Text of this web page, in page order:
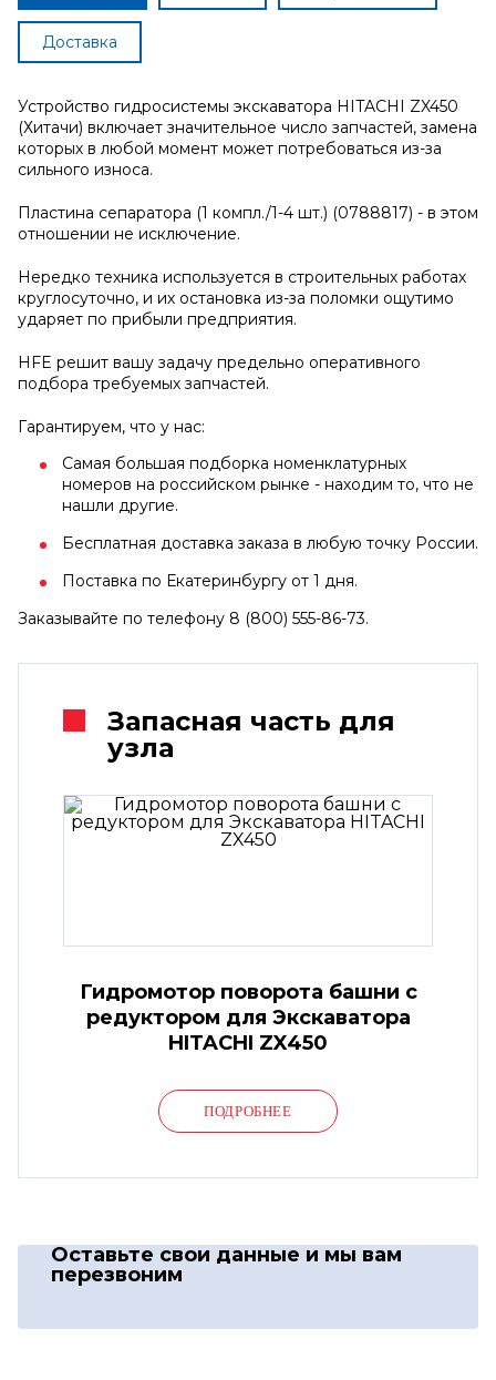
Доставка
Устройство гидросистемы экскаватора HITACHI ZX450
(Хитачи) включает значительное число запчастей, замена
которых в любой момент может потребоваться из-за
сильного износа.
Пластина сепаратора (1 компл./1-4 шт.) (0788817) - в этом
отношении не исключение.
Нередко техника используется в строительных работах
круглосуточно, и их остановка из-за поломки ощутимо
ударяет по прибыли предприятия.
HFE решит вашу задачу предельно оперативного
подбора требуемых запчастей.
Гарантируем, что у нас:
Самая большая подборка номенклатурных
номеров на российском рынке - находим то, что не
нашли другие.
Бесплатная доставка заказа в любую точку России.
Поставка по Екатеринбургу от 1 дня.
Заказывайте по телефону 8 (800) 555-86-73.
Запасная часть для
узла
Гидромотор поворота башни с
редуктором для Экскаватора
HITACHI ZX450
ПОДРОБНЕЕ
Оставьте свои данные и мы вам
перезвоним